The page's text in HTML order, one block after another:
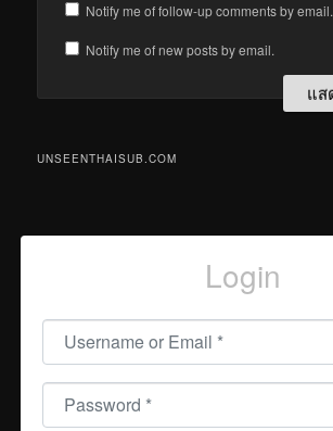
Notify me of follow-up comments by email.
Notify me of new posts by email.
UNSEENTHAISUB.COM
Login
Username or Email
Password